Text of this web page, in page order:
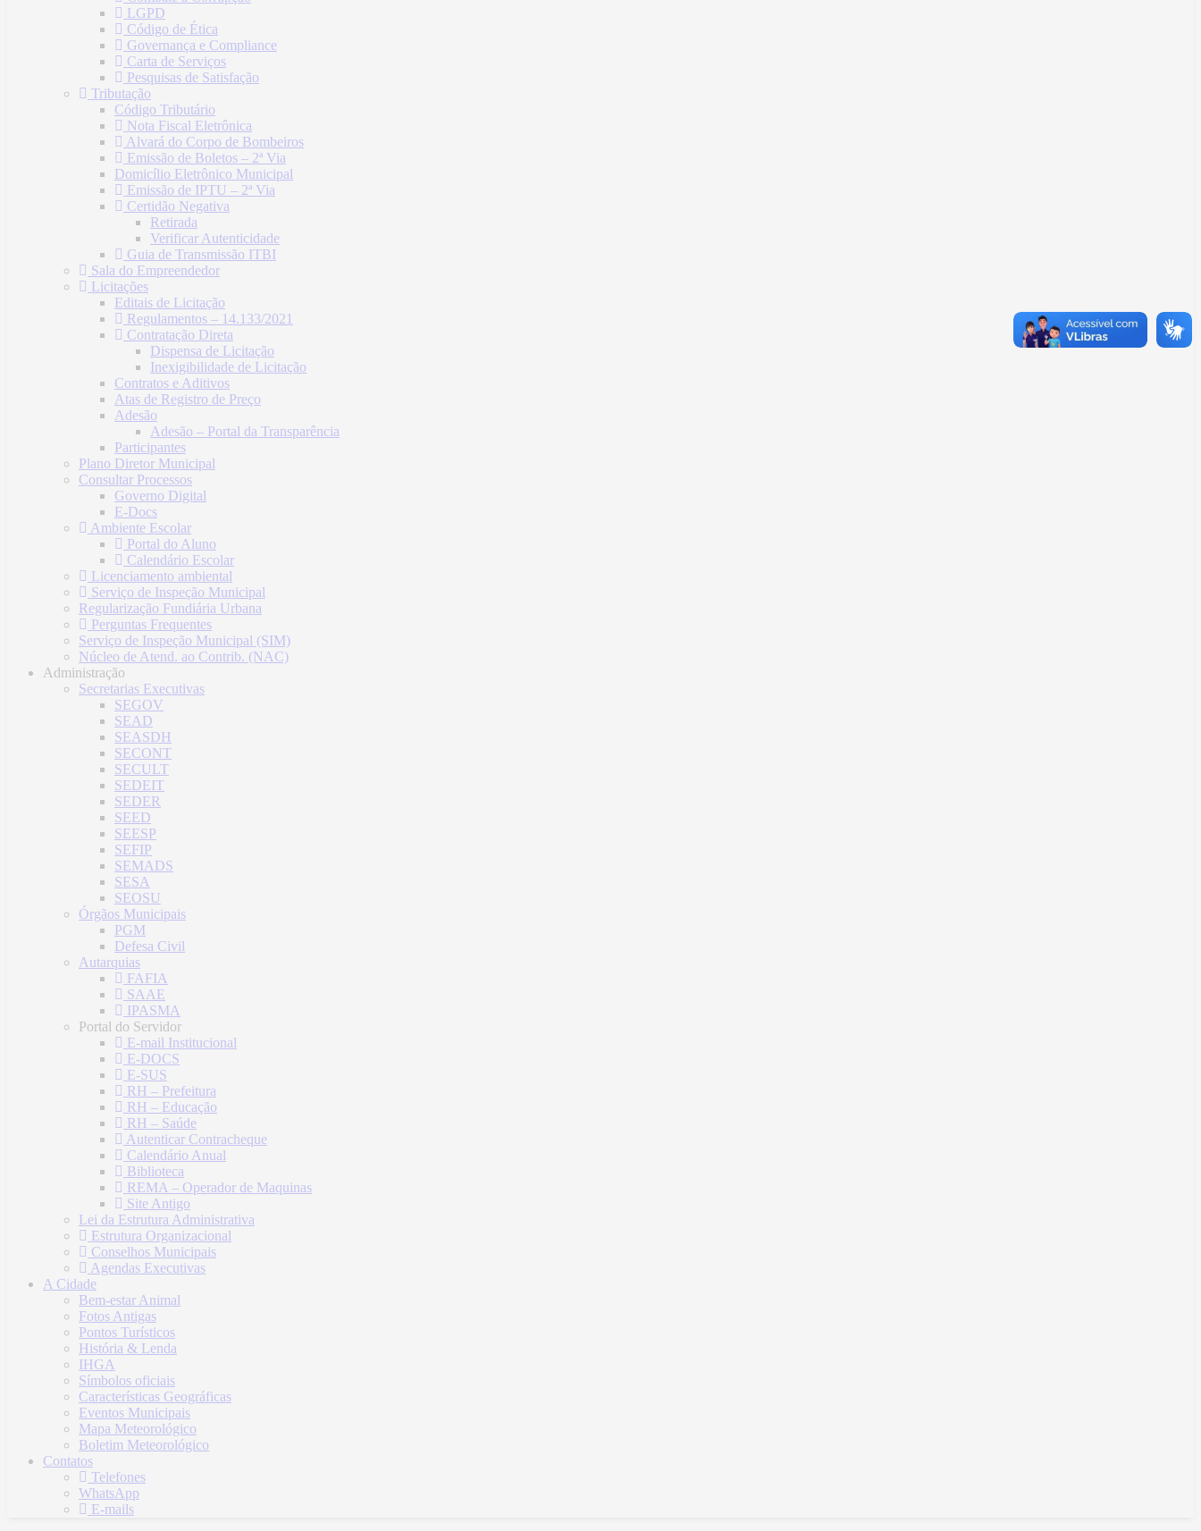
LGPD
Código de Ética
Governança e Compliance
Carta de Serviços
Pesquisas de Satisfação
Tributação
Código Tributário
Nota Fiscal Eletrônica
Alvará do Corpo de Bombeiros
Emissão de Boletos – 2ª Via
Domicílio Eletrônico Municipal
Emissão de IPTU – 2ª Via
Certidão Negativa
Retirada
Verificar Autenticidade
Guia de Transmissão ITBI
Sala do Empreendedor
Licitações
Editais de Licitação
Regulamentos – 14.133/2021
Contratação Direta
Dispensa de Licitação
Inexigibilidade de Licitação
Contratos e Aditivos
Atas de Registro de Preço
Adesão
Adesão – Portal da Transparência
Participantes
Plano Diretor Municipal
Consultar Processos
Governo Digital
E-Docs
Ambiente Escolar
Portal do Aluno
Calendário Escolar
Licenciamento ambiental
Serviço de Inspeção Municipal
Regularização Fundiária Urbana
Perguntas Frequentes
Serviço de Inspeção Municipal (SIM)
Núcleo de Atend. ao Contrib. (NAC)
Administração
Secretarias Executivas
SEGOV
SEAD
SEASDH
SECONT
SECULT
SEDEIT
SEDER
SEED
SEESP
SEFIP
SEMADS
SESA
SEOSU
Órgãos Municipais
PGM
Defesa Civil
Autarquias
FAFIA
SAAE
IPASMA
Portal do Servidor
E-mail Institucional
E-DOCS
E-SUS
RH – Prefeitura
RH – Educação
RH – Saúde
Autenticar Contracheque
Calendário Anual
Biblioteca
REMA – Operador de Maquinas
Site Antigo
Lei da Estrutura Administrativa
Estrutura Organizacional
Conselhos Municipais
Agendas Executivas
A Cidade
Bem-estar Animal
Fotos Antigas
Pontos Turísticos
História & Lenda
IHGA
Símbolos oficiais
Características Geográficas
Eventos Municipais
Mapa Meteorológico
Boletim Meteorológico
Contatos
Telefones
WhatsApp
E-mails